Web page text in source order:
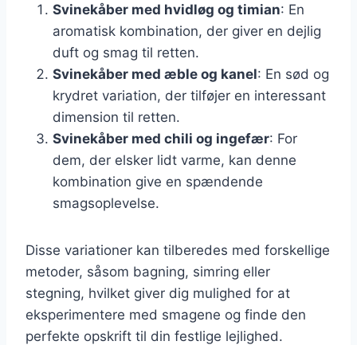
Svinekåber med hvidløg og timian: En
aromatisk kombination, der giver en dejlig
duft og smag til retten.
Svinekåber med æble og kanel: En sød og
krydret variation, der tilføjer en interessant
dimension til retten.
Svinekåber med chili og ingefær: For
dem, der elsker lidt varme, kan denne
kombination give en spændende
smagsoplevelse.
Disse variationer kan tilberedes med forskellige
metoder, såsom bagning, simring eller
stegning, hvilket giver dig mulighed for at
eksperimentere med smagene og finde den
perfekte opskrift til din festlige lejlighed.